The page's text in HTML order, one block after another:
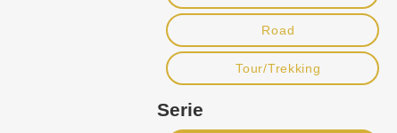
Road
Tour/Trekking
Serie